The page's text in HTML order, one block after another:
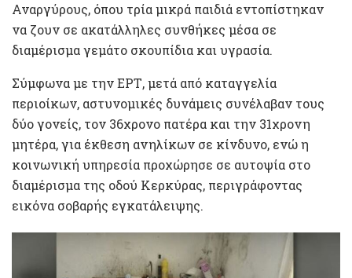
Αναργύρους, όπου τρία μικρά παιδιά εντοπίστηκαν
να ζουν σε ακατάλληλες συνθήκες μέσα σε
διαμέρισμα γεμάτο σκουπίδια και υγρασία.
Σύμφωνα με την ΕΡΤ, μετά από καταγγελία
περιοίκων, αστυνομικές δυνάμεις συνέλαβαν τους
δύο γονείς, τον 36χρονο πατέρα και την 31χρονη
μητέρα, για έκθεση ανηλίκων σε κίνδυνο, ενώ η
κοινωνική υπηρεσία προχώρησε σε αυτοψία στο
διαμέρισμα της οδού Κερκύρας, περιγράφοντας
εικόνα σοβαρής εγκατάλειψης.